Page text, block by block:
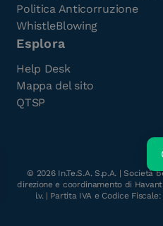
l'e-Book gratuito
Politica Anticorruzione
WhistleBlowing
Esplora
Help Desk
Mappa del sito
QTSP
© 2026In.Te.S.A. S.p.A. | Società
direzione e coordinamento di
i.v. | Partita IVA e Codice Fiscale: